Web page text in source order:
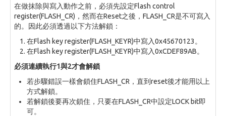
在做抹除與寫入動作之前，必須先設定Flash control
register(FLASH_CR)，然而在Reset之後，FLASH_CR是不可寫入
的。因此必須透過以下方法解鎖：
在Flash key register(FLASH_KEYR)中寫入0x45670123。
在Flash key register(FLASH_KEYR)中寫入0xCDEF89AB。
必須連續執行1與2才會解鎖
若步驟錯誤一樣會鎖住FLASH_CR，直到reset後才能用以上
方式解鎖。
若解鎖後要再次鎖住，只要在FLASH_CR中設定LOCK bit即
可。